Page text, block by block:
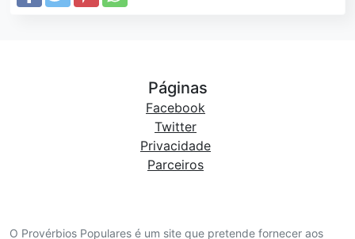
O Provérbios Populares é um site que pretende fornecer aos
Páginas
Facebook
Twitter
Privacidade
Parceiros